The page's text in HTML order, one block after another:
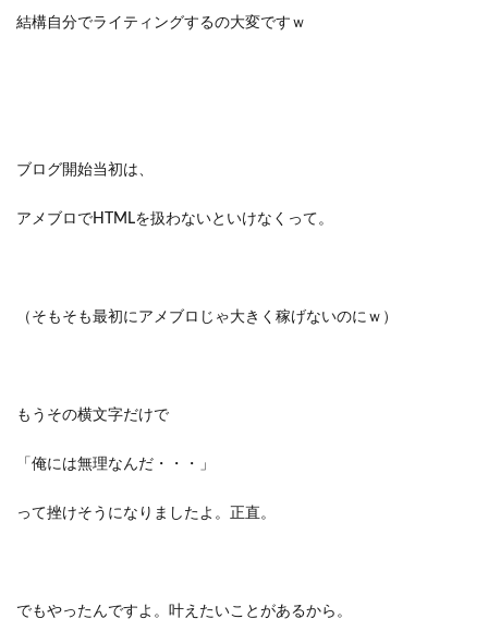
結構自分でライティングするの大変ですｗ
ブログ開始当初は、
アメブロでHTMLを扱わないといけなくって。
（そもそも最初にアメブロじゃ大きく稼げないのにｗ）
もうその横文字だけで
「俺には無理なんだ・・・」
って挫けそうになりましたよ。正直。
でもやったんですよ。叶えたいことがあるから。